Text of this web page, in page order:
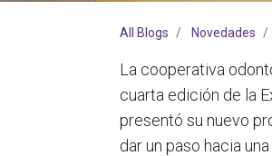
All Blogs Novedades
La cooperativa
cuarta edición de la
presentó su nuevo
dar un paso hacia